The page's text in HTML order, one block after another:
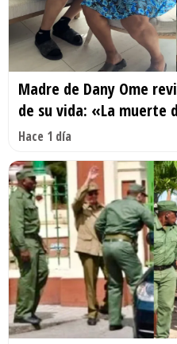
Madre de Dany Ome
de su vida: «La muerte
Hace 1 día